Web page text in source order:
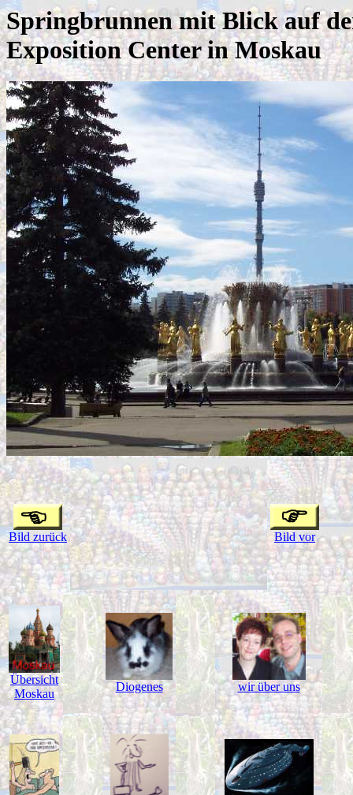
Springbrunnen mit Blick auf
Exposition Center in Moskau
Bild zurück Bild vor
Übersicht
Moskau
Diogenes wir über uns